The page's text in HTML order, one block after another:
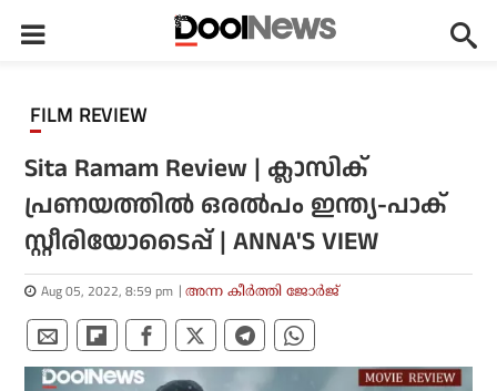
FILM REVIEW
Sita Ramam Review | ക്ലാസിക്
പ്രണയത്തില്‍ ഒരല്‍പം ഇന്ത്യ-പാക്
സ്റ്റീരിയോടൈപ്പ് | ANNA'S VIEW
Aug 05, 2022, 8:59 pm അന്ന കീർത്തി ജോർജ്